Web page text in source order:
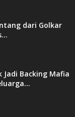
dari Golkar
Jadi Backing Mafia